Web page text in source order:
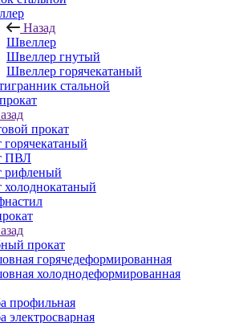
Назад
Швеллер
Швеллер гнутый
Швеллер горячекатаный
стальной
прокат
горячекатаный
ПВЛ
рифленый
холоднокатаный
прокат
горячедеформированная
холоднодеформированная
профильная
электросварная